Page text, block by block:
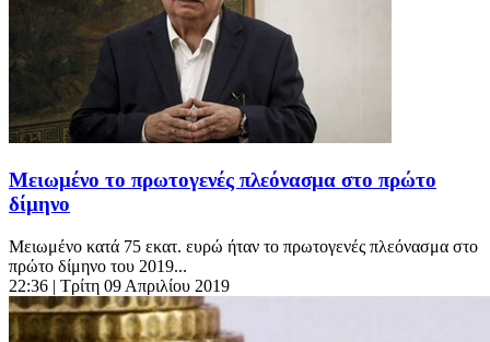
Μειωμένο το πρωτογενές πλεόνασμα στο πρώτο
δίμηνο
Μειωμένο κατά 75 εκατ. ευρώ ήταν το πρωτογενές πλεόνασμα στο
πρώτο δίμηνο του 2019...
22:36 | Τρίτη 09 Απριλίου 2019